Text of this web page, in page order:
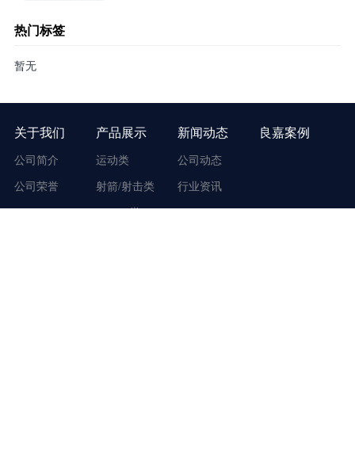
热门标签
暂无
关于我们
公司简介
公司荣誉
产品展示
运动类
射箭/射击类
新闻动态
公司动态
行业资讯
良嘉案例